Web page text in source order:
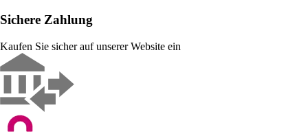
Sichere Zahlung
Kaufen Sie sicher auf unserer Website ein